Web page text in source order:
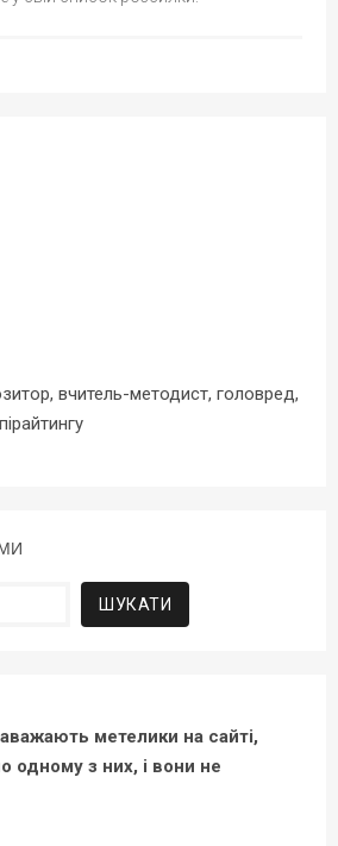
вчитель-методист, головред,
метелики на сайті,
одному з них, і вони не